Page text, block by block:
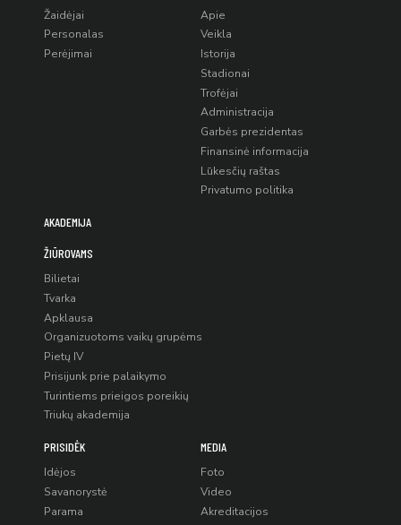
Žaidėjai
Personalas
Perėjimai
Apie
Veikla
Istorija
Stadionai
Trofėjai
Administracija
Garbės prezidentas
Finansinė informacija
Lūkesčių raštas
Privatumo politika
AKADEMIJA
ŽIŪROVAMS
Bilietai
Tvarka
Apklausa
Organizuotoms vaikų grupėms
Pietų IV
Prisijunk prie palaikymo
Turintiems prieigos poreikių
Triukų akademija
PRISIDĖK
Idėjos
Savanorystė
Parama
MEDIA
Foto
Video
Akreditacijos